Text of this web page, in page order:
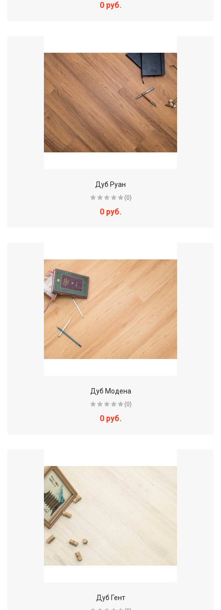
0 руб.
Дуб Руан
(0)
0 руб.
Дуб Модена
(0)
0 руб.
Дуб Гент